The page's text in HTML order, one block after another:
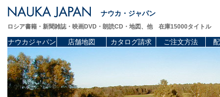
ナウカ・ジャパン
ロシア書籍・新聞雑誌・映画DVD・朗読CD・地図、他 在庫15000タイトル
ナウカジャパン 店舗地図 カタログ請求 ご注文方法